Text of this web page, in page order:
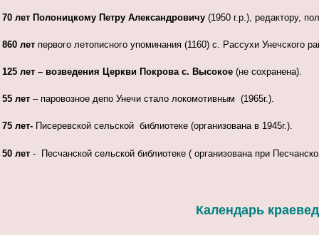
70 лет Полоницкому Петру Александровичу (1950 г.р.), редактору,
860 лет первого летописного упоминания (1160) с. Рассухи Унечского
125 лет – возведения Церкви Покрова с. Высокое (не сохранена).
55 лет – паровозное депо Унечи стало локомотивным (1965г.).
75 лет- Писеревской сельской библиотеке (организована в 1945г.).
50 лет - Песчанской сельской библиотеке ( организована при
Календарь